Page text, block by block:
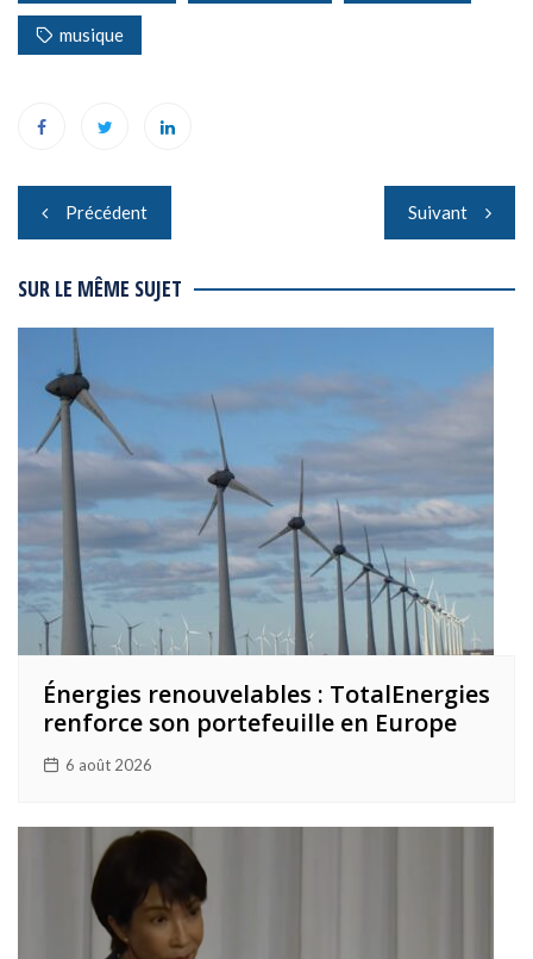
musique
Navigation
de
l’article
Précédent Suivant
SUR LE MÊME SUJET
Énergies renouvelables : TotalEnergies
renforce son portefeuille en Europe
6 août 2026